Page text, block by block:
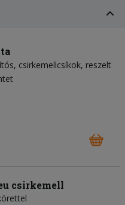
csirkemellcsíkok reszelt
csirkemell